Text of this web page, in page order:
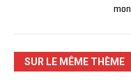
SUR LE MÊME THÈME